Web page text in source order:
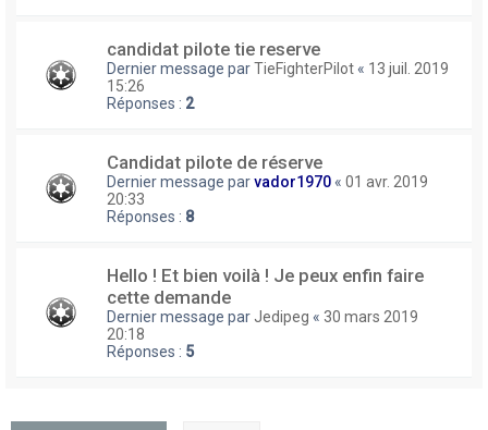
candidat pilote tie reserve
Dernier message parTieFighterPilot « 13 juil. 2019
15:26
Réponses : 2
Candidat pilote de réserve
Dernier message parvador1970 « 01 avr. 2019
20:33
Réponses : 8
Hello ! Et bien voilà ! Je peux enfin faire
cette demande
Dernier message par Jedipeg « 30 mars 2019
20:18
Réponses : 5